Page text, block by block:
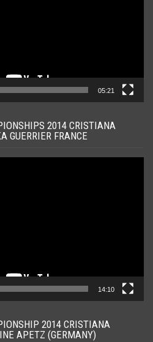
05:21
2014 CRISTIANA
GUERRIER FRANCE
14:10
2014 CRISTIANA
APETZ (GERMANY)